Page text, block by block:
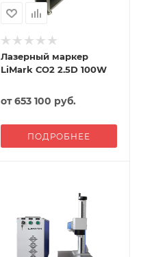
Лазерный маркер
LiMark СО2 2.5D 100W
от653 100 руб.
ПОДРОБНЕЕ